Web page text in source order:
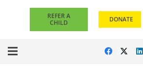
REFER A
CHILD
DONATE